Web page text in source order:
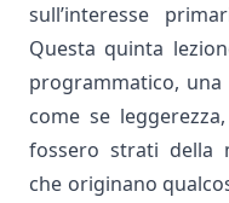
sull’interesse
Questa quinta
programmatico,
come se
fossero strati della
che originano